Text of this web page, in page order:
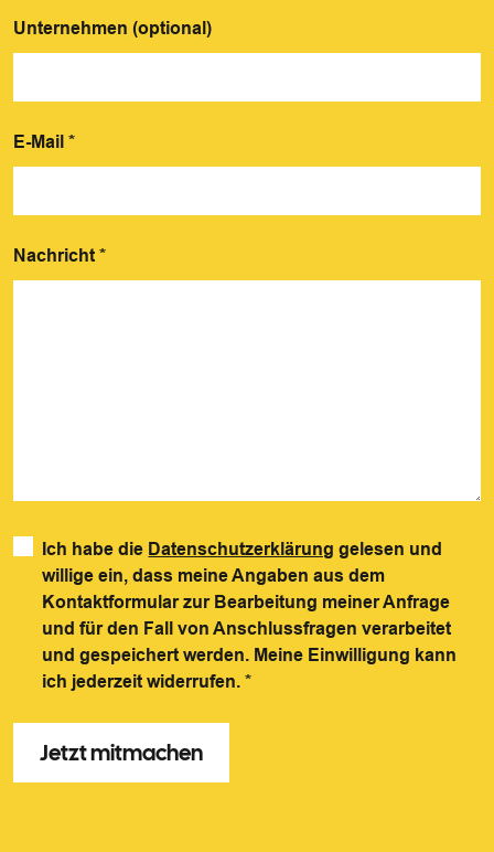
Unternehmen (optional)
E-Mail *
Nachricht *
Ich habe die Datenschutzerklärung gelesen und
willige ein, dass meine Angaben aus dem
Kontaktformular zur Bearbeitung meiner Anfrage
und für den Fall von Anschlussfragen verarbeitet
und gespeichert werden. Meine Einwilligung kann
ich jederzeit widerrufen.*